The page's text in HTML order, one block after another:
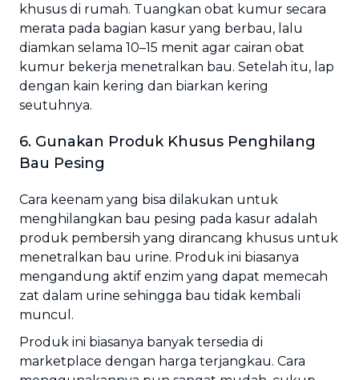
khusus di rumah. Tuangkan obat kumur secara
merata pada bagian kasur yang berbau, lalu
diamkan selama 10–15 menit agar cairan obat
kumur bekerja menetralkan bau. Setelah itu, lap
dengan kain kering dan biarkan kering
seutuhnya.
6. Gunakan Produk Khusus Penghilang
Bau Pesing
Cara keenam yang bisa dilakukan untuk
menghilangkan bau pesing pada kasur adalah
produk pembersih yang dirancang khusus untuk
menetralkan bau urine. Produk ini biasanya
mengandung aktif enzim yang dapat memecah
zat dalam urine sehingga bau tidak kembali
muncul.
Produk ini biasanya banyak tersedia di
marketplace dengan harga terjangkau. Cara